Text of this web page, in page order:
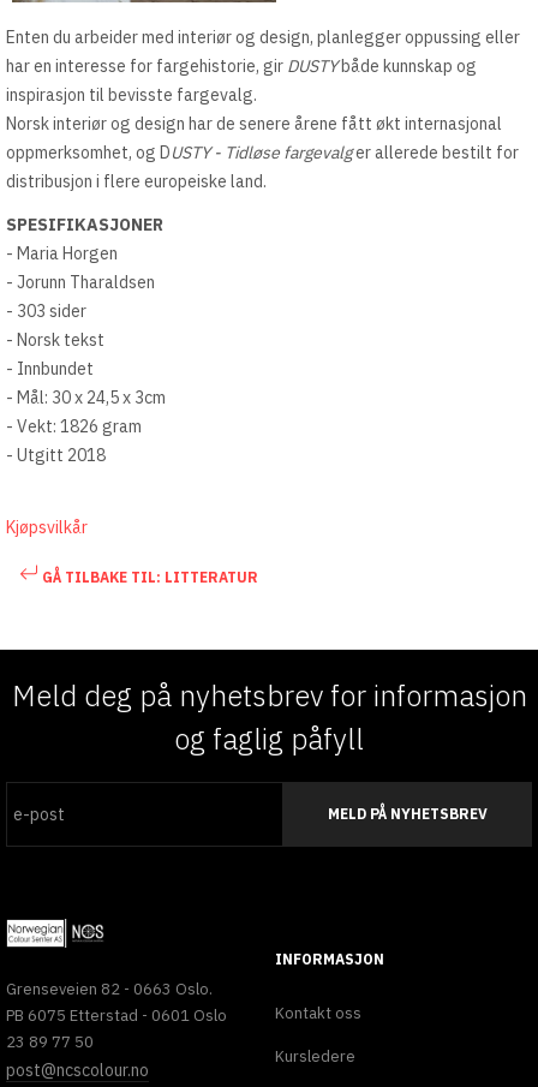
Enten du arbeider med interiør og design, planlegger oppussing eller
har en interesse for fargehistorie, gir DUSTYbåde kunnskap og
inspirasjon til bevisste fargevalg.
Norsk interiør og design har de senere årene fått økt internasjonal
oppmerksomhet, og DUSTY - Tidløse fargevalger allerede bestilt for
distribusjon i flere europeiske land.
SPESIFIKASJONER
- Maria Horgen
- Jorunn Tharaldsen
- 303 sider
- Norsk tekst
- Innbundet
- Mål: 30 x 24,5 x 3cm
- Vekt: 1826 gram
- Utgitt 2018
Kjøpsvilkår
GÅ TILBAKE TIL: LITTERATUR
Meld deg på nyhetsbrev for informasjon
og faglig påfyll
MELD PÅ NYHETSBREV
Grenseveien 82 - 0663 Oslo.
PB 6075 Etterstad - 0601 Oslo
23 89 77 50
post@ncscolour.no
INFORMASJON
Kontakt oss
Kursledere